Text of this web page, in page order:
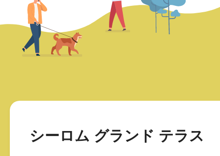
シーロム グランド テラス